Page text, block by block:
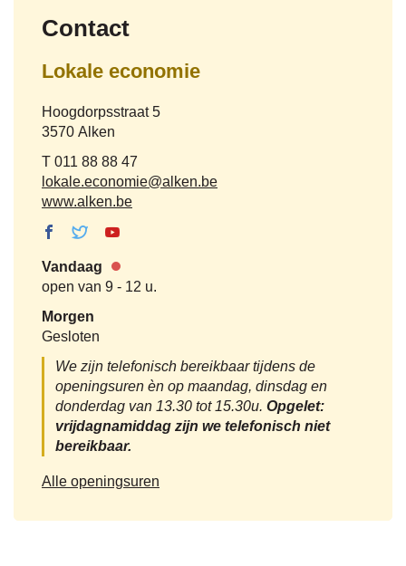
Contact
Lokale economie
Adres
Hoogdorpsstraat 5
,3570 Alken
Tel.011 88 88 47
E-
mail
lokale.economie@alken.be
Website
www.alken.be
Facebook
economie
Twitter
economie
Youtube
economie
Vandaag
Nu
gesloten
open van 9 - 12 u.
Morgen
Gesloten
We zijn telefonisch bereikbaar tijdens de
openingsuren èn op maandag, dinsdag en
donderdag van 13.30 tot 15.30u. Opgelet:
vrijdagnamiddag zijn we telefonisch niet
bereikbaar.
Alle openingsuren